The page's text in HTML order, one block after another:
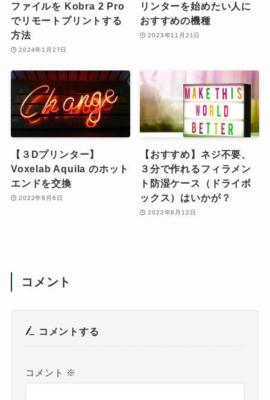
ファイルを Kobra 2 Pro
でリモートプリントする
方法
2024年1月27日
リンターを始めたい人に
おすすめの機種
2023年11月21日
【３Dプリンター】
Voxelab Aquila のホット
エンドを交換
2022年9月6日
【おすすめ】ネジ不要、
３分で作れるフィラメン
ト防湿ケース（ドライボ
ックス）はいかが？
2022年8月12日
コメント
コメントする
コメント ※